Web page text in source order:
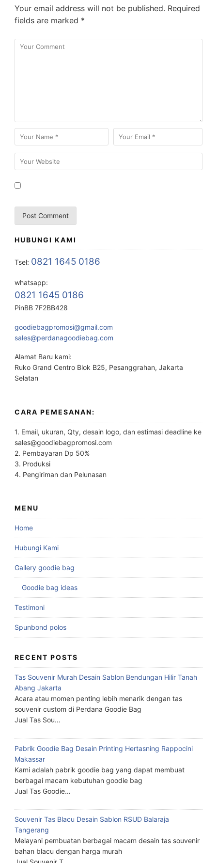
Your email address will not be published. Required
fields are marked *
HUBUNGI KAMI
Tsel: 0821 1645 0186
whatsapp:
0821 1645 0186
PinBB 7F2BB428
goodiebagpromosi@gmail.com
sales@perdanagoodiebag.com
Alamat Baru kami:
Ruko Grand Centro Blok B25, Pesanggrahan, Jakarta
Selatan
CARA PEMESANAN:
1. Email, ukuran, Qty, desain logo, dan estimasi deadline ke
sales@goodiebagpromosi.com
2. Pembayaran Dp 50%
3. Produksi
4. Pengiriman dan Pelunasan
MENU
Home
Hubungi Kami
Gallery goodie bag
Goodie bag ideas
Testimoni
Spunbond polos
RECENT POSTS
Tas Souvenir Murah Desain Sablon Bendungan Hilir Tanah
Abang Jakarta
Acara atau momen penting lebih menarik dengan tas
souvenir custom di Perdana Goodie Bag
Jual Tas Sou…
Pabrik Goodie Bag Desain Printing Hertasning Rappocini
Makassar
Kami adalah pabrik goodie bag yang dapat membuat
berbagai macam kebutuhan goodie bag
Jual Tas Goodie…
Souvenir Tas Blacu Desain Sablon RSUD Balaraja
Tangerang
Melayani pembuatan berbagai macam desain tas souvenir
bahan blacu dengan harga murah